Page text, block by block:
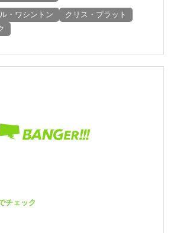
・ワシントン
クリス・プラット
チェック